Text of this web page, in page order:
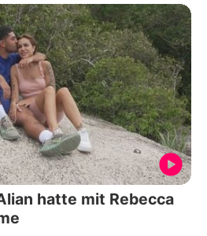
hatte mit Rebecca